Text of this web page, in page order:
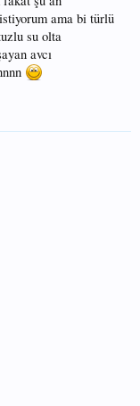
ama bi türlü
su olta
avcı